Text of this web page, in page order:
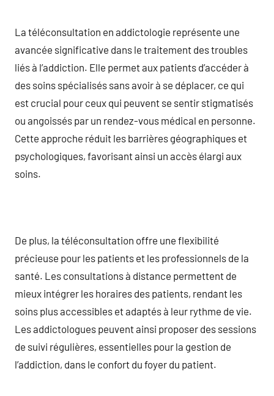
La téléconsultation en addictologie représente une
avancée significative dans le traitement des troubles
liés à l’addiction. Elle permet aux patients d’accéder à
des soins spécialisés sans avoir à se déplacer, ce qui
est crucial pour ceux qui peuvent se sentir stigmatisés
ou angoissés par un rendez-vous médical en personne.
Cette approche réduit les barrières géographiques et
psychologiques, favorisant ainsi un accès élargi aux
soins.
De plus, la téléconsultation offre une flexibilité
précieuse pour les patients et les professionnels de la
santé. Les consultations à distance permettent de
mieux intégrer les horaires des patients, rendant les
soins plus accessibles et adaptés à leur rythme de vie.
Les addictologues peuvent ainsi proposer des sessions
de suivi régulières, essentielles pour la gestion de
l’addiction, dans le confort du foyer du patient.